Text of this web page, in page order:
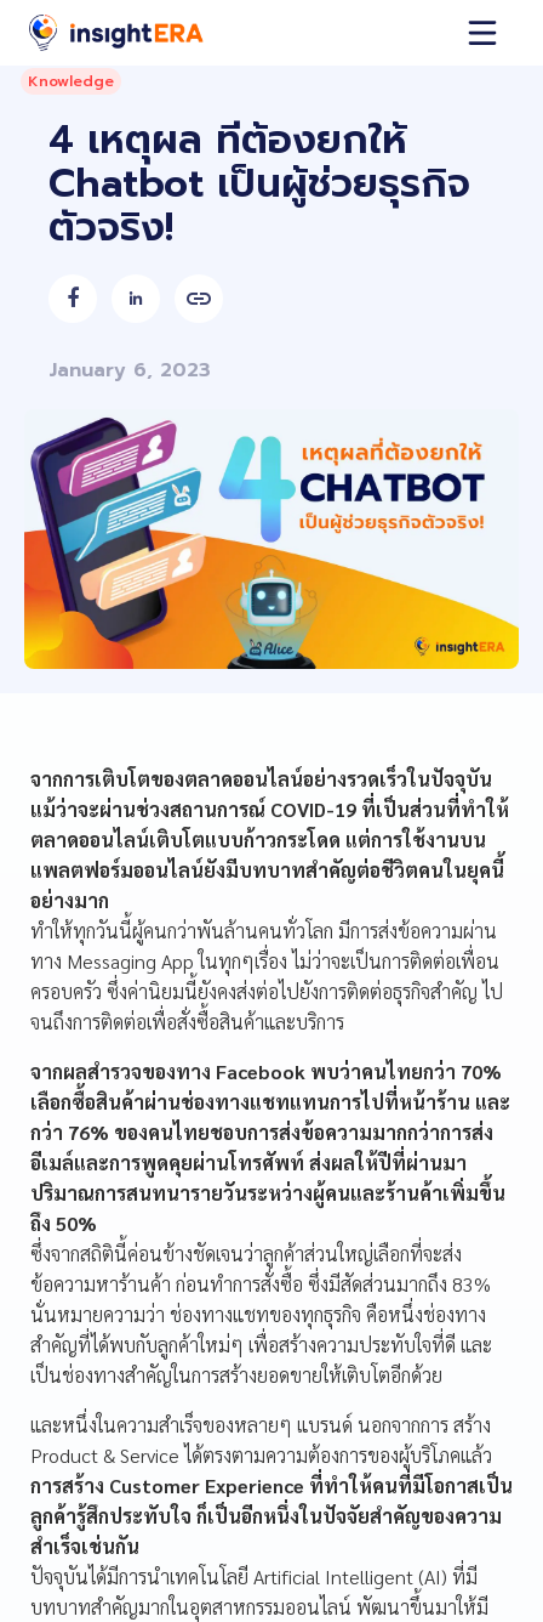
Knowledge
4 เหตุผล ที่ต้องยกให้
Chatbot เป็นผู้ช่วยธุรกิจ
ตัวจริง!
 
January 6, 2023
จากการเติบโตของตลาดออนไลน์อย่างรวดเร็วในปัจจุบัน
แม้ว่าจะผ่านช่วงสถานการณ์ COVID-19 ที่เป็นส่วนที่ทำให้
ตลาดออนไลน์เติบโตแบบก้าวกระโดด แต่การใช้งานบน
แพลตฟอร์มออนไลน์ยังมีบทบาทสำคัญต่อชีวิตคนในยุคนี้
อย่างมาก
ทำให้ทุกวันนี้ผู้คนกว่าพันล้านคนทั่วโลก มีการส่งข้อความผ่าน
ทาง Messaging App ในทุกๆเรื่อง ไม่ว่าจะเป็นการติดต่อเพื่อน
ครอบครัว ซึ่งค่านิยมนี้ยังคงส่งต่อไปยังการติดต่อธุรกิจสำคัญ ไป
จนถึงการติดต่อเพื่อสั่งซื้อสินค้าและบริการ
จากผลสำรวจของทาง Facebook พบว่าคนไทยกว่า 70%
เลือกซื้อสินค้าผ่านช่องทางแชทแทนการไปที่หน้าร้าน และ
กว่า 76% ของคนไทยชอบการส่งข้อความมากกว่าการส่ง
อีเมล์และการพูดคุยผ่านโทรศัพท์ ส่งผลให้ปีที่ผ่านมา
ปริมาณการสนทนารายวันระหว่างผู้คนและร้านค้าเพิ่มขึ้น
ถึง 50%
ซึ่งจากสถิตินี้ค่อนข้างชัดเจนว่าลูกค้าส่วนใหญ่เลือกที่จะส่ง
ข้อความหาร้านค้า ก่อนทำการสั่งซื้อ ซึ่งมีสัดส่วนมากถึง 83%
นั่นหมายความว่า ช่องทางแชทของทุกธุรกิจ คือหนึ่งช่องทาง
สำคัญที่ได้พบกับลูกค้าใหม่ๆ เพื่อสร้างความประทับใจที่ดี และ
เป็นช่องทางสำคัญในการสร้างยอดขายให้เติบโตอีกด้วย
และหนึ่งในความสำเร็จของหลายๆ แบรนด์ นอกจากการ สร้าง
Product & Service ได้ตรงตามความต้องการของผู้บริโภคแล้ว
การสร้าง Customer Experience ที่ทำให้คนที่มีโอกาสเป็น
ลูกค้ารู้สึกประทับใจ ก็เป็นอีกหนึ่งในปัจจัยสำคัญของความ
สำเร็จเช่นกัน
ปัจจุบันได้มีการนำเทคโนโลยี Artificial Intelligent (AI) ที่มี
บทบาทสำคัญมากในอุตสาหกรรมออนไลน์ พัฒนาขึ้นมาให้มี